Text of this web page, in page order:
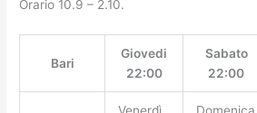
Orario 10.9 – 2.10.
Bari
Giovedi
22:00
Sabato
22:00